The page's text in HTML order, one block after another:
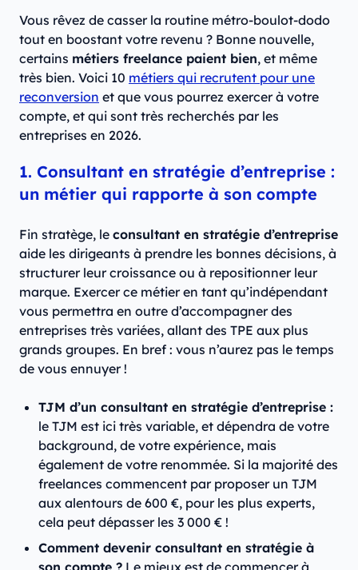
Vous rêvez de casser la routine métro-boulot-dodo
tout en boostant votre revenu ? Bonne nouvelle,
certains métiers freelance paient bien, et même
très bien. Voici 10 métiers qui recrutent pour une
reconversion et que vous pourrez exercer à votre
compte, et qui sont très recherchés par les
entreprises en 2026.
1. Consultant en stratégie d’entreprise :
un métier qui rapporte à son compte
Fin stratège, le consultant en stratégie d’entreprise
aide les dirigeants à prendre les bonnes décisions, à
structurer leur croissance ou à repositionner leur
marque. Exercer ce métier en tant qu’indépendant
vous permettra en outre d’accompagner des
entreprises très variées, allant des TPE aux plus
grands groupes. En bref : vous n’aurez pas le temps
de vous ennuyer !
TJM d’un consultant en stratégie d’entreprise :
le TJM est ici très variable, et dépendra de votre
background, de votre expérience, mais
également de votre renommée. Si la majorité des
freelances commencent par proposer un TJM
aux alentours de 600 €, pour les plus experts,
cela peut dépasser les 3 000 € !
Comment devenir consultant en stratégie à